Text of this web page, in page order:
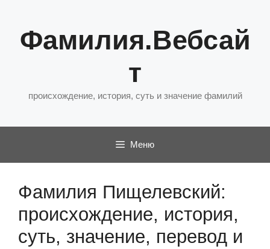
содержимому
Фамилия.Вебсай
т
происхождение, история, суть и значение фамилий
Меню
Фамилия Пищелевский:
происхождение, история,
суть, значение, перевод и